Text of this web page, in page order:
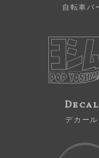
自転車パ
Decal
デカール